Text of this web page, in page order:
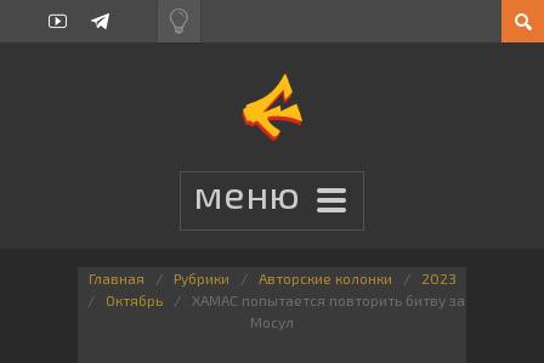
Главная Рубрики Авторские колонки
2023
Октябрь
ХАМАС попытается повторить битву за
Мосул